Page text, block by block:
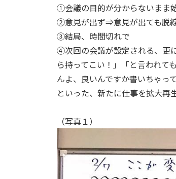
①会議の目的が分からないまま
②意見が出ず⇒意見が出ても脱
③結局、時間切れで
④次回の会議が設定される、更
ら持ってこい！」「と言われて
んよ、良いんですか書いちゃっ
といった、新たに仕事を拡大再
（写真１）